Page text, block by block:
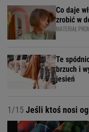
Co daje
zrobić w
MATERIAŁ
Te
brzuch i
jesień
1/15 Jeśli ktoś nosi